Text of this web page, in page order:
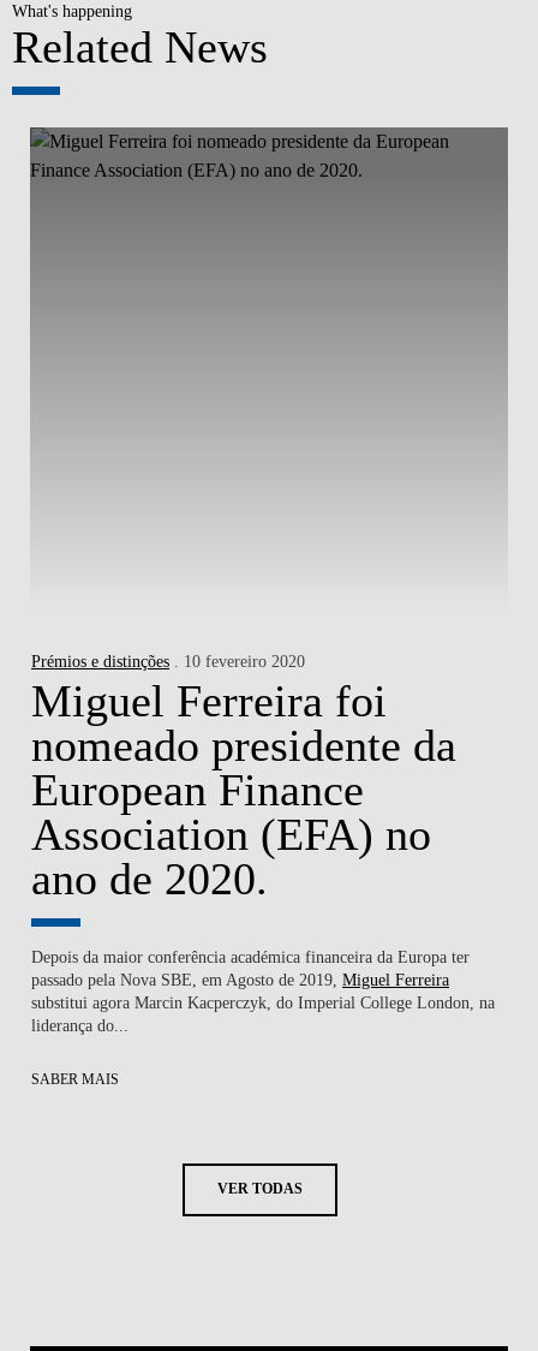
What's happening
Related News
Prémios e distinções . 10 fevereiro 2020
Miguel Ferreira foi
nomeado presidente da
European Finance
Association (EFA) no
ano de 2020.
Depois da maior conferência académica financeira da Europa ter
passado pelaNova SBE, em Agosto de 2019,Miguel Ferreira
substitui agora Marcin Kacperczyk, do Imperial College London, na
liderança do...
SABER MAIS
VER TODAS